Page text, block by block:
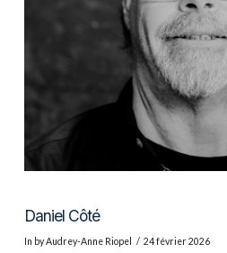
VIEW
Daniel Côté
In by Audrey-Anne Riopel 24 février 2026